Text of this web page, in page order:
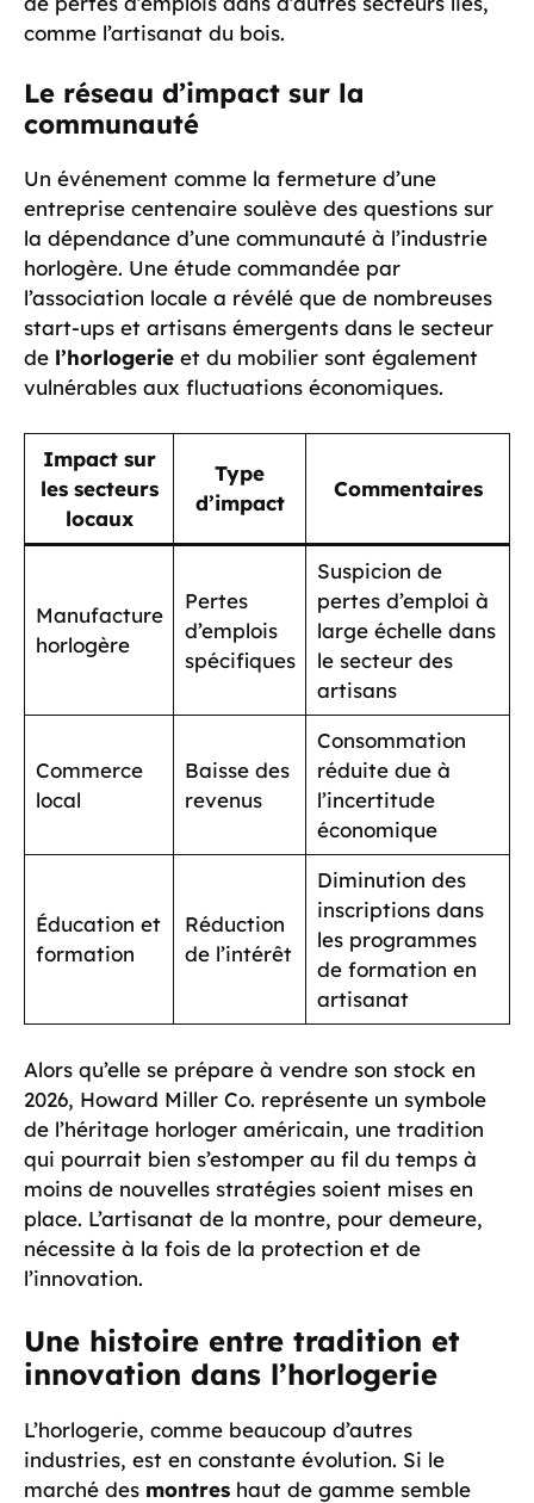
comme l’artisanat du bois.
Le réseau d’impact sur la
communauté
Un événement comme la fermeture d’une
entreprise centenaire soulève des questions sur
la dépendance d’une communauté à l’industrie
horlogère. Une étude commandée par
l’association locale a révélé que de nombreuses
start-ups et artisans émergents dans le secteur
de l’horlogerie et du mobilier sont également
vulnérables aux fluctuations économiques.
Impact sur
les secteurs
locaux
Type
d’impact
Commentaires
Manufacture
horlogère
Pertes
d’emplois
spécifiques
Suspicion de
pertes d’emploi à
large échelle dans
le secteur des
artisans
Commerce
local
Baisse des
revenus
Consommation
réduite due à
l’incertitude
économique
Éducation et
formation
Réduction
de l’intérêt
Diminution des
inscriptions dans
les programmes
de formation en
artisanat
Alors qu’elle se prépare à vendre son stock en
2026, Howard Miller Co. représente un symbole
de l’héritage horloger américain, une tradition
qui pourrait bien s’estomper au fil du temps à
moins de nouvelles stratégies soient mises en
place. L’artisanat de la montre, pour demeure,
nécessite à la fois de la protection et de
l’innovation.
Une histoire entre tradition et
innovation dans l’horlogerie
L’horlogerie, comme beaucoup d’autres
industries, est en constante évolution. Si le
marché des montres haut de gamme semble